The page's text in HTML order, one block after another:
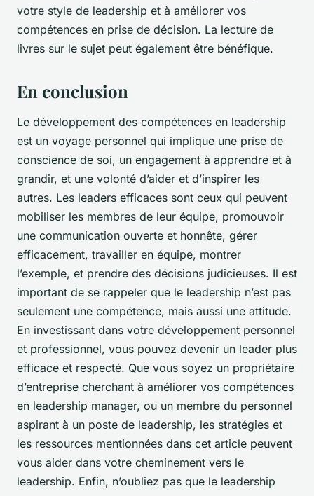
votre style de leadership et à améliorer vos
compétences en prise de décision. La lecture de
livres sur le sujet peut également être bénéfique.
En conclusion
Le développement des compétences en leadership
est un voyage personnel qui implique une prise de
conscience de soi, un engagement à apprendre et à
grandir, et une volonté d’aider et d’inspirer les
autres. Les leaders efficaces sont ceux qui peuvent
mobiliser les membres de leur équipe, promouvoir
une communication ouverte et honnête, gérer
efficacement, travailler en équipe, montrer
l’exemple, et prendre des décisions judicieuses. Il est
important de se rappeler que le leadership n’est pas
seulement une compétence, mais aussi une attitude.
En investissant dans votre développement personnel
et professionnel, vous pouvez devenir un leader plus
efficace et respecté. Que vous soyez un propriétaire
d’entreprise cherchant à améliorer vos compétences
en leadership manager, ou un membre du personnel
aspirant à un poste de leadership, les stratégies et
les ressources mentionnées dans cet article peuvent
vous aider dans votre cheminement vers le
leadership. Enfin, n’oubliez pas que le leadership